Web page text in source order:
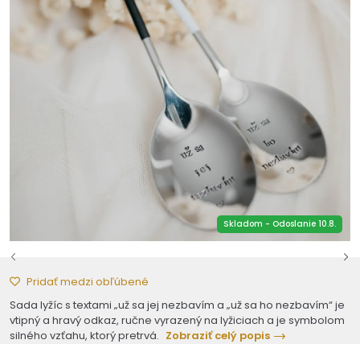
Skladom - Odoslanie 10.8.
Pridať medzi obľúbené
Sada lyžíc s textami „už sa jej nezbavím a „už sa ho nezbavím“ je
vtipný a hravý odkaz, ručne vyrazený na lyžiciach a je symbolom
silného vzťahu, ktorý pretrvá. Zobraziť celý popis